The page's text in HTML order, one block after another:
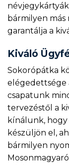
bármilyen más
garantálja a
Kiváló
Sokorópátka
elégedettsége
csapatunk
tervezéstől a
kínálunk,
készüljön el,
bármilyen